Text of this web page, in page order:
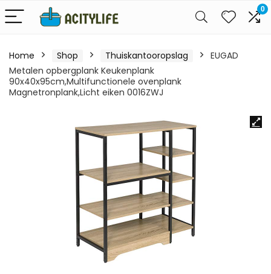
0
Home Shop Thuiskantooropslag
EUGAD
Metalen opbergplank Keukenplank
90x40x95cm,Multifunctionele ovenplank
Magnetronplank,Licht eiken 0016ZWJ